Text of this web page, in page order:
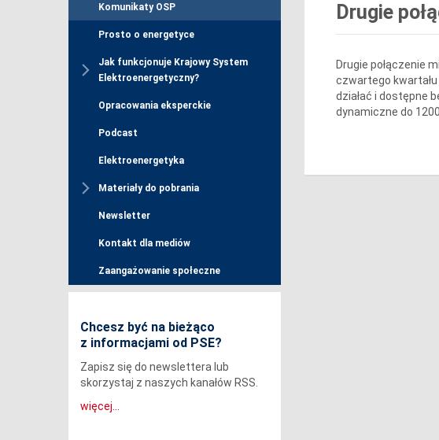
Komunikaty OSP
Prosto o energetyce
Jak funkcjonuje Krajowy System
Elektroenergetyczny?
Opracowania eksperckie
Podcast
Elektroenergetyka
Materiały do pobrania
Newsletter
Kontakt dla mediów
Zaangażowanie społeczne
Chcesz być na bieżąco
z informacjami od PSE?
Zapisz się do newslettera lub
skorzystaj z naszych kanałów RSS.
więcej...
Drugie
Drugie połączenie
czwartego
działać i dostępne
dynamiczne do